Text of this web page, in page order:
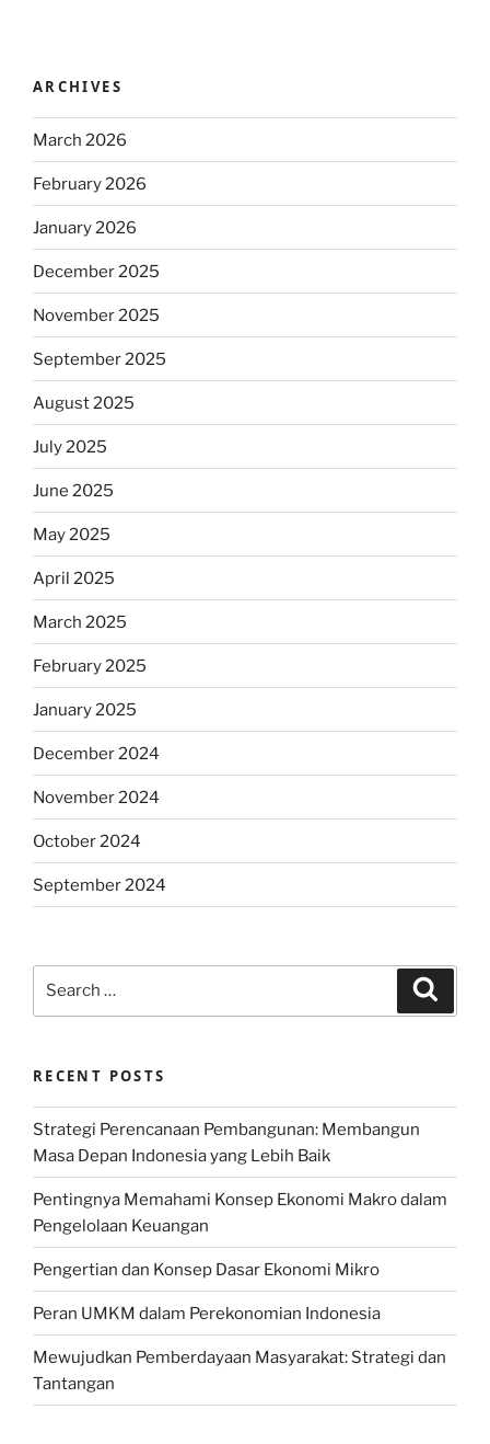
ARCHIVES
March 2026
February 2026
January 2026
December 2025
November 2025
September 2025
August 2025
July 2025
June 2025
May 2025
April 2025
March 2025
February 2025
January 2025
December 2024
November 2024
October 2024
September 2024
RECENT POSTS
Strategi Perencanaan Pembangunan: Membangun
Masa Depan Indonesia yang Lebih Baik
Pentingnya Memahami Konsep Ekonomi Makro dalam
Pengelolaan Keuangan
Pengertian dan Konsep Dasar Ekonomi Mikro
Peran UMKM dalam Perekonomian Indonesia
Mewujudkan Pemberdayaan Masyarakat: Strategi dan
Tantangan